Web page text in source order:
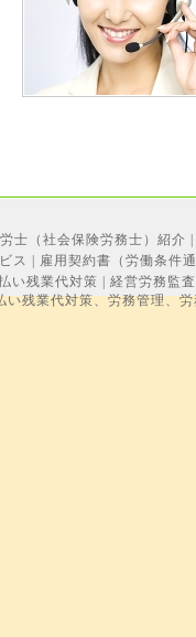
士（社会保険労務士）紹介
ス
雇用契約書（労働条件
い残業代対策
経営労務監査
管理、労務トラブル